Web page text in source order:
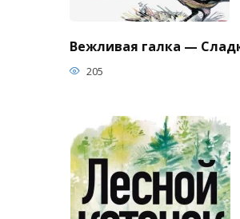
Вежливая галка —
205